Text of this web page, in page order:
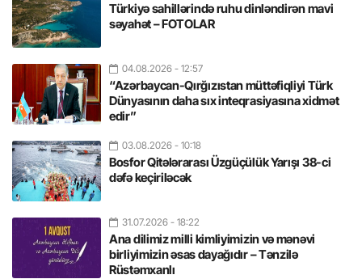
Türkiyə sahillərində ruhu dinləndirən mavi
səyahət – FOTOLAR
04.08.2026 - 12:57
“Azərbaycan-Qırğızıstan müttəfiqliyi Türk
Dünyasının daha sıx inteqrasiyasına xidmət
edir”
03.08.2026 - 10:18
Bosfor Qitələrarası Üzgüçülük Yarışı 38-ci
dəfə keçiriləcək
31.07.2026 - 18:22
Ana dilimiz milli kimliyimizin və mənəvi
birliyimizin əsas dayağıdır – Tənzilə
Rüstəmxanlı